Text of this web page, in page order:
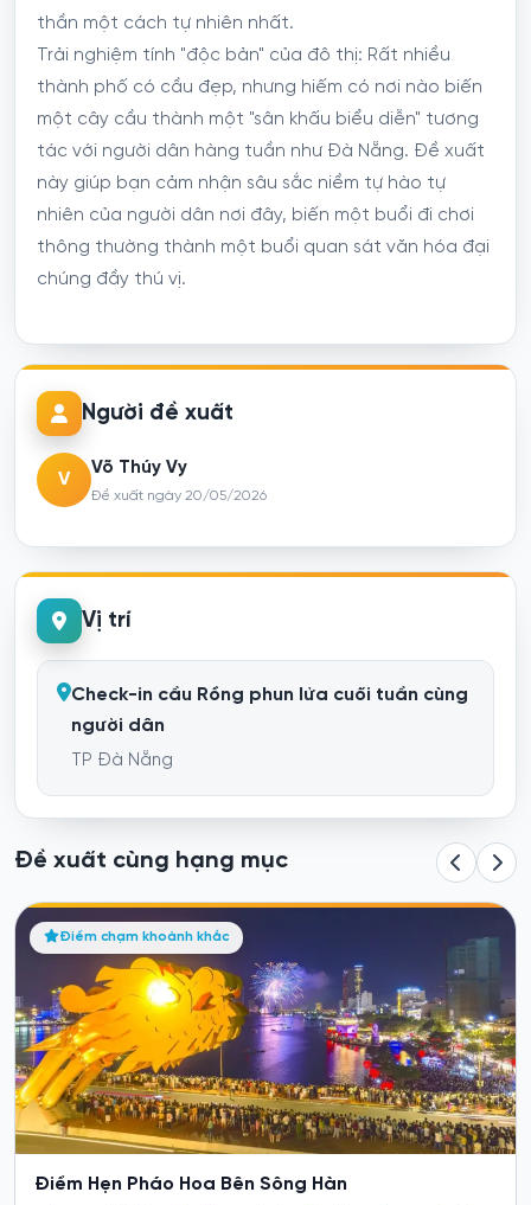
thần một cách tự nhiên nhất.
Trải nghiệm tính "độc bản" của đô thị: Rất nhiều
thành phố có cầu đẹp, nhưng hiếm có nơi nào biến
một cây cầu thành một "sân khấu biểu diễn" tương
tác với người dân hàng tuần như Đà Nẵng. Đề xuất
này giúp bạn cảm nhận sâu sắc niềm tự hào tự
nhiên của người dân nơi đây, biến một buổi đi chơi
thông thường thành một buổi quan sát văn hóa đại
chúng đầy thú vị.
Người đề xuất
V
Võ Thúy Vy
Đề xuất ngày 20/05/2026
Vị trí
Check-in cầu Rồng phun lửa cuối tuần cùng
người dân
TP Đà Nẵng
Đề xuất cùng hạng mục
Điểm chạm khoảnh khắc
Check-in cầu Rồng phun lửa cuối tuần cùng người
Đà Nẵng
Hoạt động “Check-in cầu Rồng phun lửa cuối tuần cùng người
dân” được đề xuất như...